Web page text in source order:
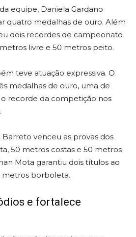
equipe, Daniela Gardano
quatro medalhas de ouro. Além
dois recordes de campeonato
livre e 50 metros peito.
teve atuação expressiva. O
medalhas de ouro, uma de
recorde da competição nos
Barreto venceu as provas dos
50 metros costas e 50 metros
Mota garantiu dois títulos ao
metros borboleta.
e fortalece